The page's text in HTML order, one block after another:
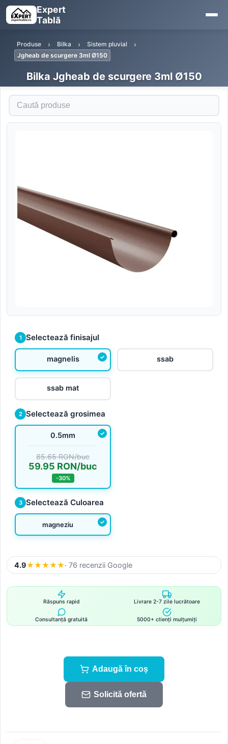
Expert
Tablă
Produse Bilka
Sistem pluvial
Jgheab de scurgere 3ml Ø150
Bilka Jgheab de scurgere 3ml Ø150
Caută produse
1 Selectează finisajul
magnelis ssab
ssab mat
2 Selectează grosimea
0.5mm
85.65 RON/buc
59.95 RON/buc
-30%
3 Selectează Culoarea
magneziu
4.9★★★★★· 76 recenzii Google
Răspuns rapid Livrare 2-7 zile lucrătoare
Consultanță gratuită 5000+ clienți mulțumiți
Adaugă în coș
Solicită ofertă